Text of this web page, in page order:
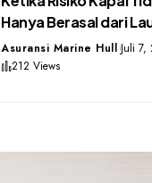
Hanya Berasal dari
Asuransi Marine Hull Juli 7,
212 Views